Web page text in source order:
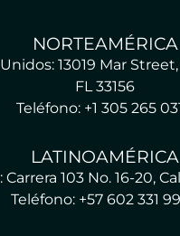
NORTEAMÉRICA
13019 Mar Street,
FL 33156
Teléfono: +1 305 265
LATINOAMÉRICA
103 No. 16-20,
Teléfono: +57 602 331